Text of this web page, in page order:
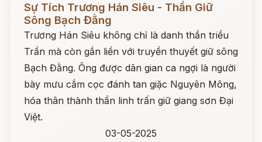
Sự Tích Trương Hán Siêu - Thần Giữ
Sông Bạch Đằng
Trương Hán Siêu không chỉ là danh thần triều
Trần mà còn gắn liền với truyền thuyết giữ sông
Bạch Đằng. Ông được dân gian ca ngợi là người
bày mưu cắm cọc đánh tan giặc Nguyên Mông,
hóa thân thành thần linh trấn giữ giang sơn Đại
Việt.
03-05-2025